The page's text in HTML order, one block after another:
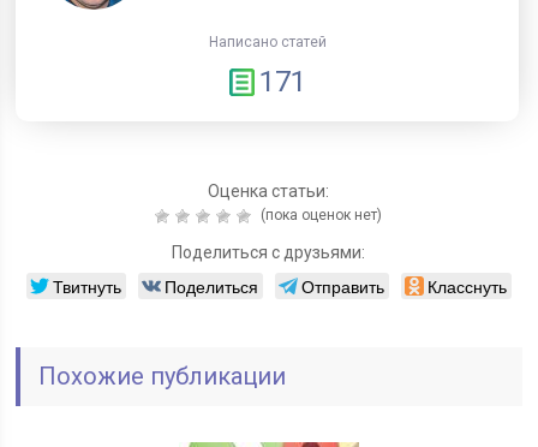
Написано статей
171
Оценка статьи:
(пока оценок нет)
Поделиться с друзьями:
Твитнуть Поделиться Отправить Класснуть
Похожие публикации